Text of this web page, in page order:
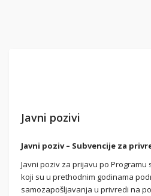
Javni pozivi
Javni poziv – Subvencije za
Javni poziv za prijavu po
koji su u prethodnim godinama
samozapošljavanja u privredi na